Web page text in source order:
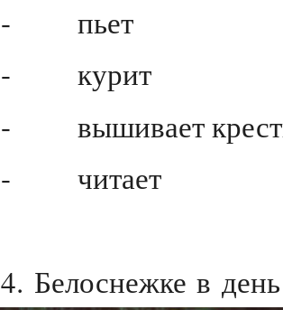
- пьет
- курит
- вышивает
- читает
4. Белоснежке в